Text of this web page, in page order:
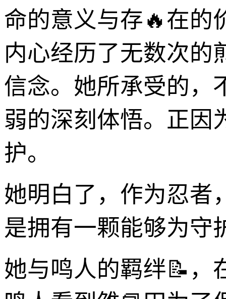
命的意义与存🔥在的
内心经历了无数次的
信念。她所承受的，
弱的深刻体悟。正因
护。
她明白了，作为忍者
是拥有一颗能够为守
她与鸣人的羁绊📝，